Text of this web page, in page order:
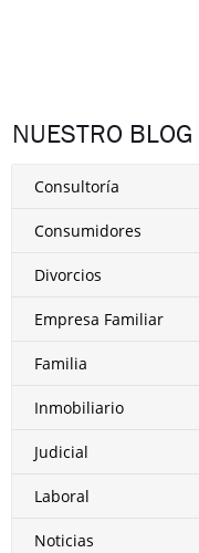
NUESTRO BLOG
Consultoría
Consumidores
Divorcios
Empresa Familiar
Familia
Inmobiliario
Judicial
Laboral
Noticias